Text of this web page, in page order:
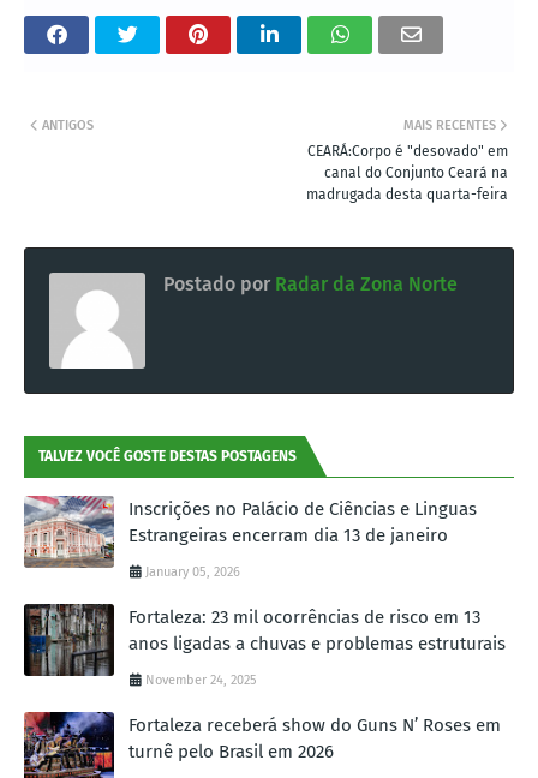
MAIS RECENTES
CEARÁ:Corpo é "desovado" em
canal do Conjunto Ceará na
madrugada desta quarta-feira
ANTIGOS
Postado por Radar da Zona Norte
TALVEZ VOCÊ GOSTE DESTAS POSTAGENS
Inscrições no Palácio de Ciências e Linguas
Estrangeiras encerram dia 13 de janeiro
January 05, 2026
Fortaleza: 23 mil ocorrências de risco em 13
anos ligadas a chuvas e problemas estruturais
November 24, 2025
Fortaleza receberá show do Guns N’ Roses em
turnê pelo Brasil em 2026